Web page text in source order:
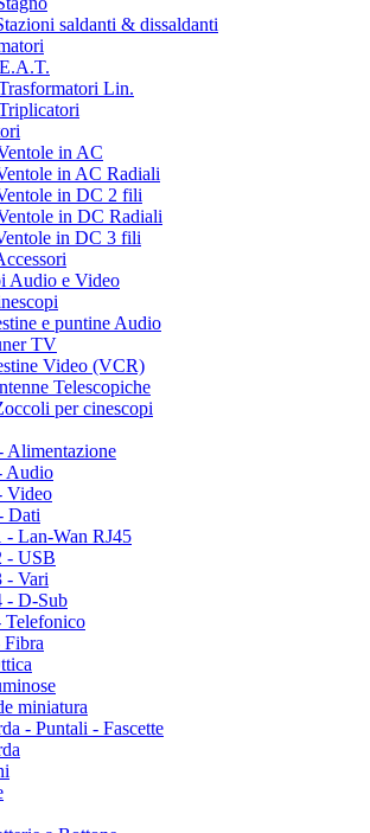
saldanti & dissaldanti
Lin.
in AC
in AC Radiali
in DC 2 fili
in DC Radiali
in DC 3 fili
Audio e Video
e puntine Audio
TV
Video (VCR)
Telescopiche
per cinescopi
Alimentazione
Audio
Video
Dati
- Lan-Wan RJ45
- USB
- Vari
- D-Sub
Telefonico
miniatura
- Puntali - Fascette